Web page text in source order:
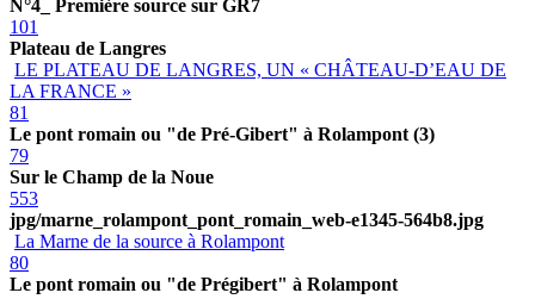
N°4_ Première source sur GR7
101
Plateau de Langres
LE PLATEAU DE LANGRES, UN « CHÂTEAU-D’EAU DE
LA FRANCE »
81
Le pont romain ou "de Pré-Gibert" à Rolampont (3)
79
Sur le Champ de la Noue
553
jpg/marne_rolampont_pont_romain_web-e1345-564b8.jpg
La Marne de la source à Rolampont
80
Le pont romain ou "de Prégibert" à Rolampont